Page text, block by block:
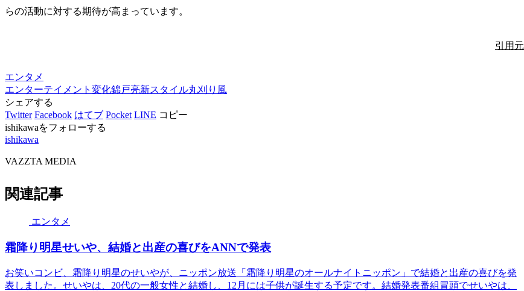
らの活動に対する期待が高まっています。
引用元
エンタメ
エンターテイメント 変化錦戸亮新スタイル丸刈り風
シェアする
Twitter Facebook はてブ Pocket LINE コピー
ishikawaをフォローする
ishikawa
VAZZTA MEDIA
関連記事
エンタメ
霜降り明星せいや、結婚と出産の喜びをANNで発表
お笑いコンビ、霜降り明星のせいやが、ニッポン放送「霜降り明星のオールナイトニッポン」で結婚と出産の喜びを発
表しました。せいやは、20代の一般女性と結婚し、12月には子供が誕生する予定です。結婚発表番組冒頭でせいやは、